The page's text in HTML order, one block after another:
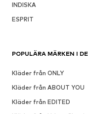
INDISKA
ESPRIT
POPULÄRA MÄRKEN I
Kläder från ONLY
Kläder från ABOUT YOU
Kläder från EDITED